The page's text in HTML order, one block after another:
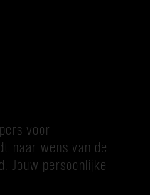
voor
naar wens van de
Jouw persoonlijke